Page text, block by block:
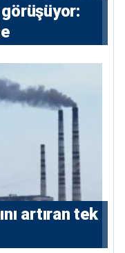
görüşüyor:
artıran tek